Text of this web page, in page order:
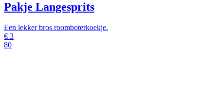
Pakje Langesprits
Een lekker bros roomboterkoekje.
€ 3
80